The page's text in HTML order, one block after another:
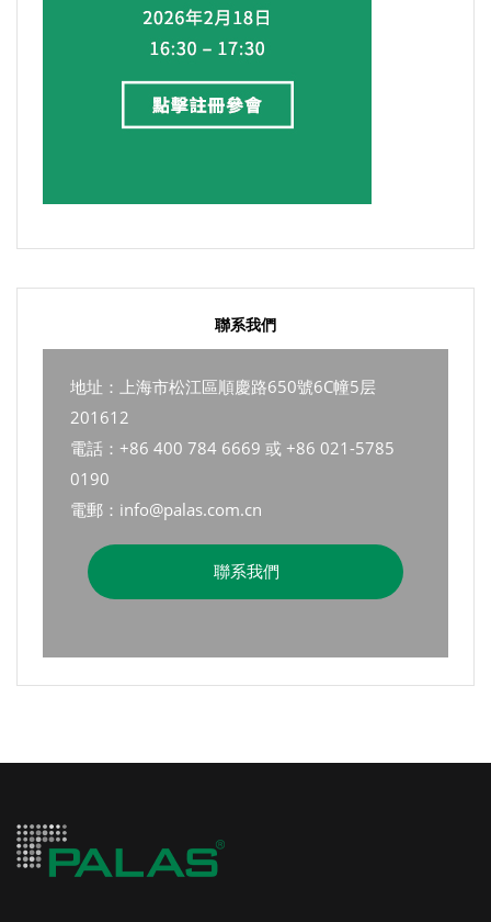
聯系我們
地址：上海市松江區順慶路650號6C幢5层
201612
電話：+86 400 784 6669 或 +86 021-5785
0190
電郵：info@palas.com.cn
聯系我們